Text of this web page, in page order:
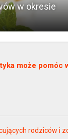
w okresie
może pomóc
rodziców i